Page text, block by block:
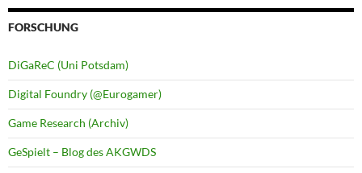
FORSCHUNG
DiGaReC (Uni Potsdam)
Digital Foundry (@Eurogamer)
Game Research (Archiv)
GeSpielt – Blog des AKGWDS